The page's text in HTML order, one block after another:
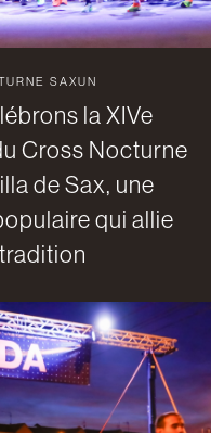
SAXUN
la XIVe
Cross Nocturne
de Sax, une
qui allie